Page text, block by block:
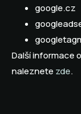
google.cz
Další informace
naleznete zde.